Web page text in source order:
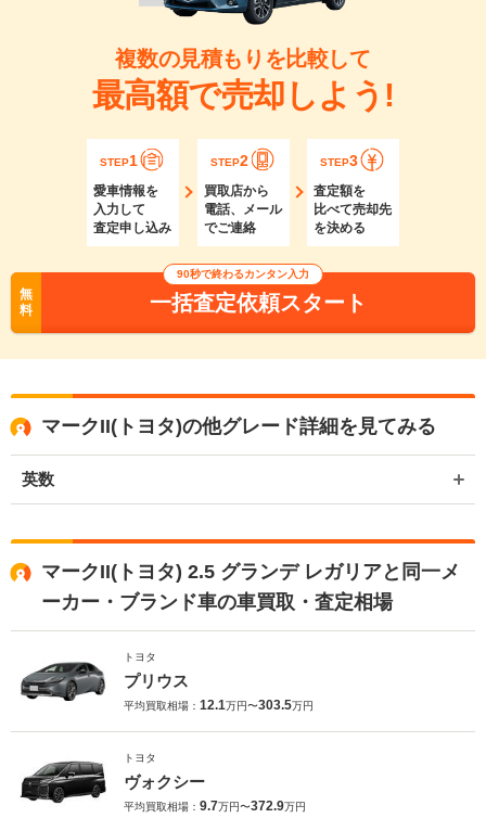
複数の見積もりを比較して
最高額で売却しよう!
STEP1
愛車情報を
入力して
査定申し込み
STEP2
買取店から
電話、メール
でご連絡
STEP3
査定額を
比べて売却先
を決める
無
料
90秒で終わるカンタン入力
一括査定依頼スタート
マークII(トヨタ)の他グレード詳細を見てみる
英数
マークII(トヨタ) 2.5 グランデ レガリアと同一メ
ーカー・ブランド車の車買取・査定相場
トヨタ
プリウス
平均買取相場： 12.1万円〜303.5万円
トヨタ
ヴォクシー
平均買取相場： 9.7万円〜372.9万円